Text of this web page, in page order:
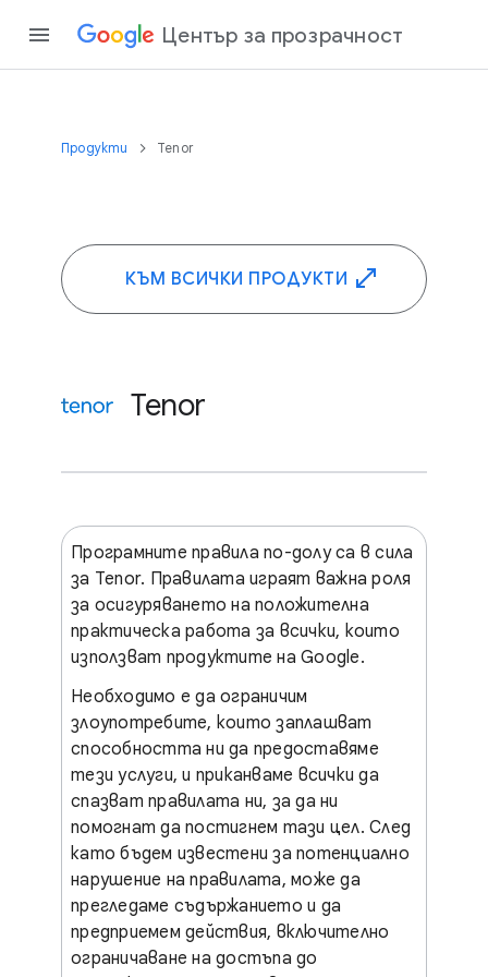
Център за прозрачност
Продукти Tenor
КЪМ ВСИЧКИ ПРОДУКТИ
Tenor